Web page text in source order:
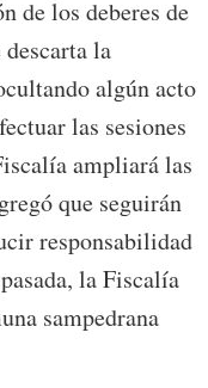
de los deberes de
la
algún acto
las sesiones
ampliará las
que seguirán
responsabilidad
la Fiscalía
sampedrana